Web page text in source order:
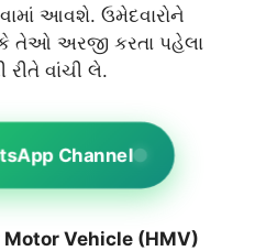
આવશે. ઉમેદવારોને
તેઓ અરજી કરતા પહેલા
રીતે વાંચી લે.
Channel
Motor Vehicle (HMV)